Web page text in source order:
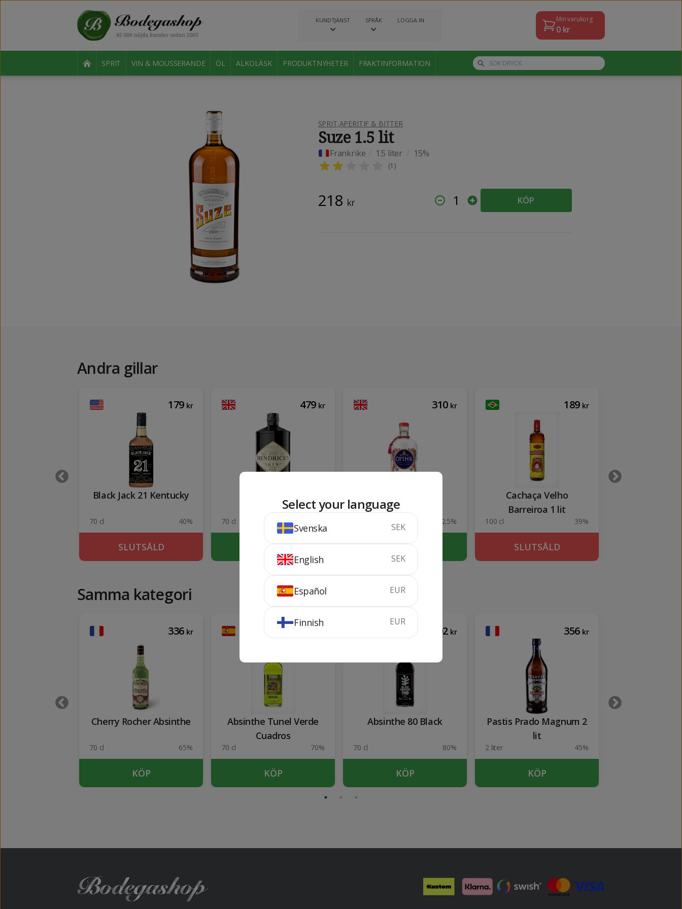
KUNDTJÄNST SPRÅK LOGGA IN Min varukorg
0kr
SPRIT VIN & MOUSSERANDE ÖL ALKOLÄSK PRODUKTNYHETER FRAKTINFORMATION
SPRIT,APERITIF & BITTER
Suze 1.5 lit
Frankrike 1.5 liter 15%
(1 )
218 kr 1 KÖP
Andra gillar
179 kr
Black Jack 21 Kentucky
70 cl 40%
SLUTSÅLD
479 kr
70 cl
KÖP
310 kr
42.5%
KÖP
189 kr
Cachaça Velho
Barreiroa 1 lit
100 cl 39%
SLUTSÅLD
Samma kategori
336 kr
Cherry Rocher Absinthe
70 cl 65%
KÖP
Absinthe Tunel Verde
Cuadros
70 cl 70%
KÖP
302 kr
Absinthe 80 Black
70 cl 80%
KÖP
356 kr
Pastis Prado Magnum 2
lit
2 liter 45%
KÖP
Select your language
Svenska SEK
English SEK
Español EUR
Finnish EUR